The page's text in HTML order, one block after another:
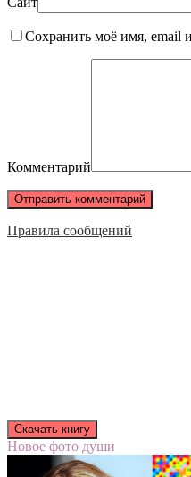
Сохранить моё имя, email
Комментарий
Правила сообщений
Новое фото души